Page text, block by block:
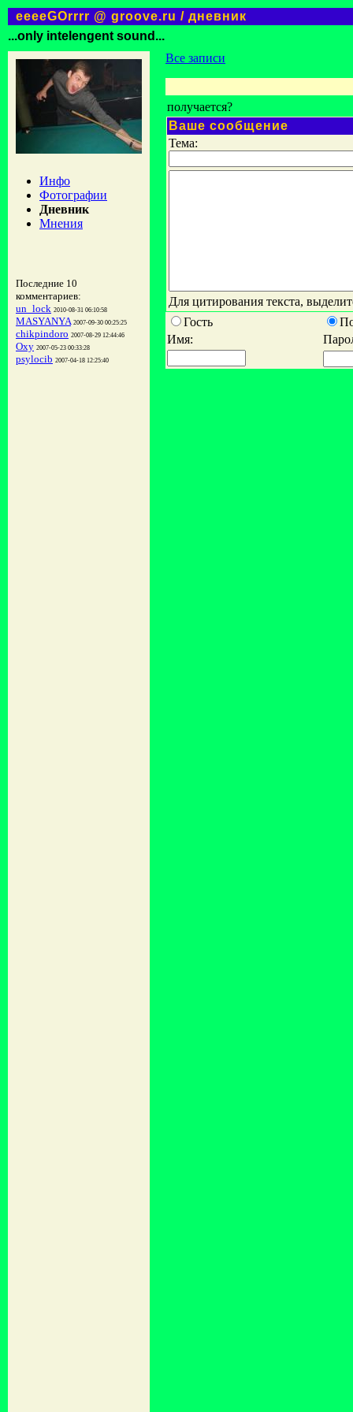
eeeeGOrrrr @ groove.ru / дневник
...only intelengent sound...
Инфо
Фотографии
Дневник
Мнения
Последние 10
комментариев:
un_lock 2010-08-31 06:10:58
MASYANYA 2007-09-30 00:25:25
chikpindoro 2007-08-29 12:44:46
Oxy 2007-05-23 00:33:28
psylocib 2007-04-18 12:25:40
Все записи
получается?
Ваше сообщение
Тема:
Для цитирования текста,
Гость
Имя: